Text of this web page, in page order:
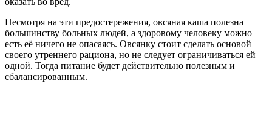
Несмотря на эти предостережения, овсяная каша полезна
большинству больных людей, а здоровому человеку можно
есть её ничего не опасаясь. Овсянку стоит сделать основой
своего утреннего рациона, но не следует ограничиваться ей
одной. Тогда питание будет действительно полезным и
сбалансированным.